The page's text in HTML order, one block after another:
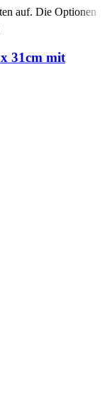
auf. Die Optionen
31cm mit